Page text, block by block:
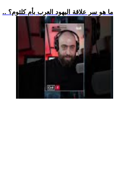
.. ما هو سر علاقة اليهود العرب بأم كلثوم؟